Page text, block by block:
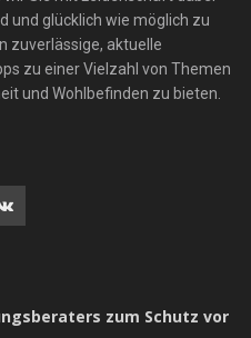
und glücklich wie möglich zu
zuverlässige, aktuelle
zu einer Vielzahl von Themen
und Wohlbefinden zu bieten.
zum Schutz vor